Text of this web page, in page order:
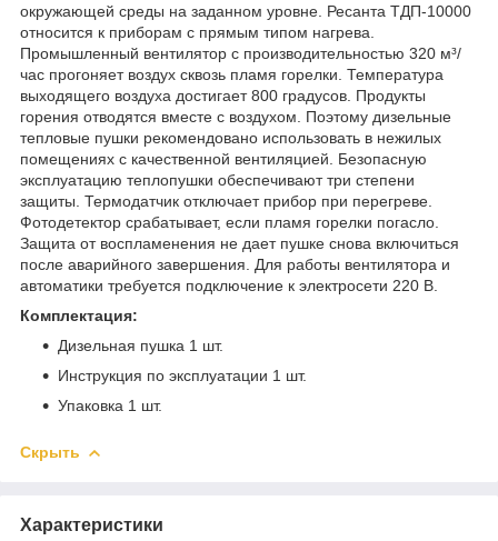
окружающей среды на заданном уровне. Ресанта ТДП-10000
относится к приборам с прямым типом нагрева.
Промышленный вентилятор с производительностью 320 м³/
час прогоняет воздух сквозь пламя горелки. Температура
выходящего воздуха достигает 800 градусов. Продукты
горения отводятся вместе с воздухом. Поэтому дизельные
тепловые пушки рекомендовано использовать в нежилых
помещениях с качественной вентиляцией. Безопасную
эксплуатацию теплопушки обеспечивают три степени
защиты. Термодатчик отключает прибор при перегреве.
Фотодетектор срабатывает, если пламя горелки погасло.
Защита от воспламенения не дает пушке снова включиться
после аварийного завершения. Для работы вентилятора и
автоматики требуется подключение к электросети 220 В.
Комплектация:
Дизельная пушка 1 шт.
Инструкция по эксплуатации 1 шт.
Упаковка 1 шт.
Скрыть
Характеристики